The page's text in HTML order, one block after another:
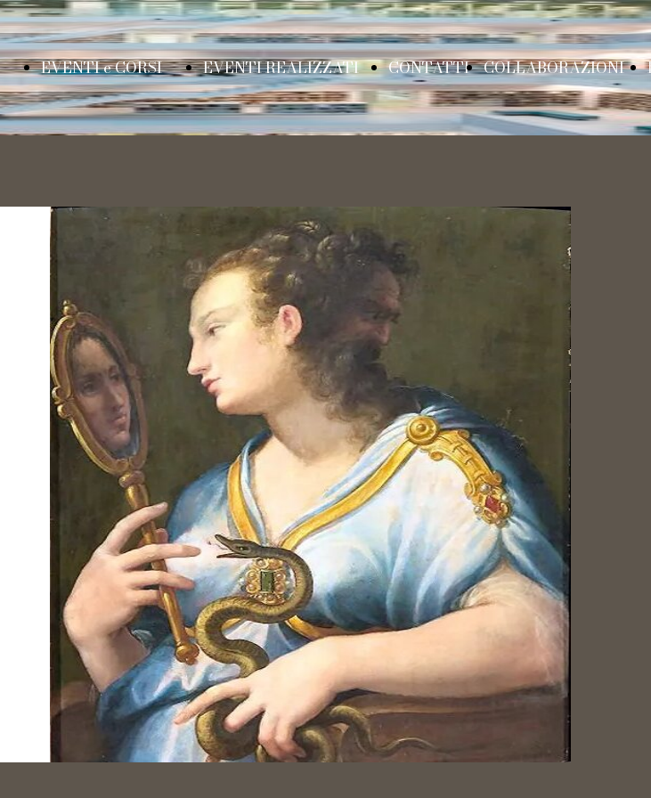
EVENTI e CORSI
TEATRANDO
S'IMPARA
EVENTI
FAVOLE IN
BIBLIOTECA
EVENTI REALIZZATI
CARNE E OSSA
RASSEGNA DI
NATALE
HALLOWEEN
PARY 2024
LETTURE
CONTATTI COLLABORAZIONI
Libreria per
bambini
Mariclò
Libreria IL
SEGNALIBRO
Libreria